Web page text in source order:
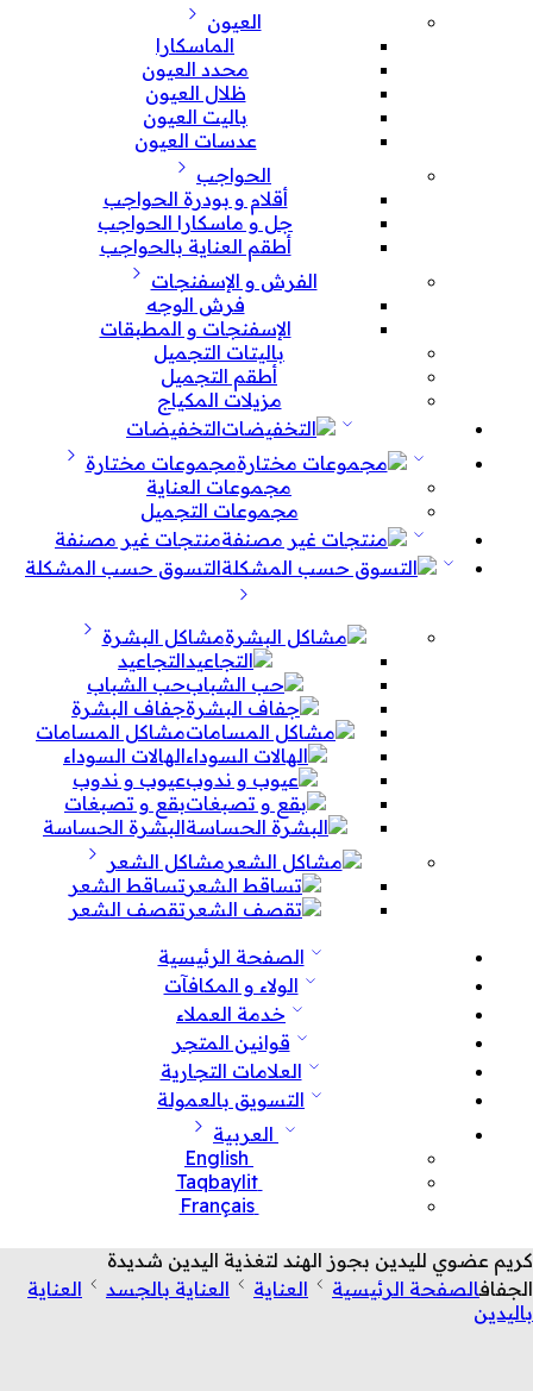
العيون
الماسكارا
محدد العيون
ظلال العيون
باليت العيون
عدسات العيون
الحواجب
أقلام و بودرة الحواجب
جل و ماسكارا الحواجب
أطقم العناية بالحواجب
الفرش و الإسفنجات
فرش الوجه
الإسفنجات و المطبقات
باليتات التجميل
أطقم التجميل
مزيلات المكياج
التخفيضات
مجموعات مختارة
مجموعات العناية
مجموعات التجميل
منتجات غير مصنفة
التسوق حسب المشكلة
مشاكل البشرة
التجاعيد
حب الشباب
جفاف البشرة
مشاكل المسامات
الهالات السوداء
عيوب و ندوب
بقع و تصبغات
البشرة الحساسة
مشاكل الشعر
تساقط الشعر
تقصف الشعر
الصفحة الرئيسية
الولاء و المكافآت
خدمة العملاء
قوانين المتجر
العلامات التجارية
التسويق بالعمولة
العربية
English
Taqbaylit
Français
كريم عضوي لليدين بجوز الهند لتغذية اليدين شديدة
الجفافالصفحة الرئيسية العناية العناية بالجسد
العناية
باليدين